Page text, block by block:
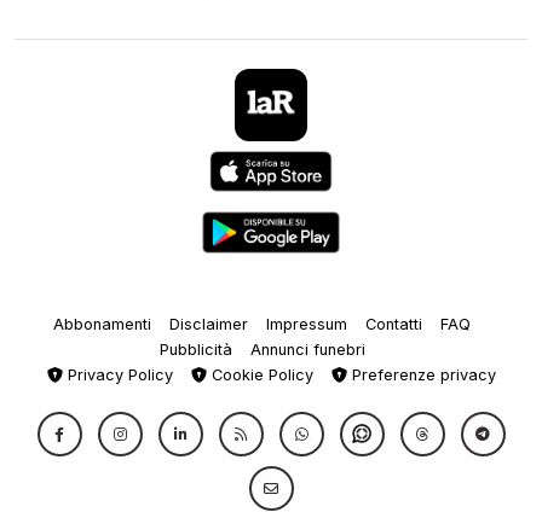
Abbonamenti Disclaimer Impressum Contatti
FAQ
Pubblicità
Annunci funebri
Privacy Policy
Cookie Policy Preferenze privacy